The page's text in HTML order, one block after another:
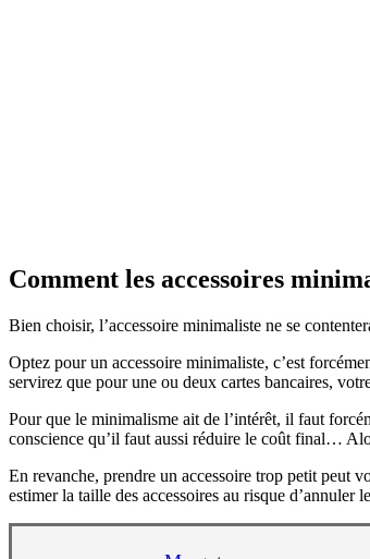
Comment les accessoires
Bien choisir, l’accessoire minimaliste ne se
Optez pour un accessoire minimaliste, c’est
servirez que pour une ou deux cartes bancaires,
Pour que le minimalisme ait de l’intérêt, il faut
conscience qu’il faut aussi réduire le coût final…
En revanche, prendre un accessoire trop petit peut
estimer la taille des accessoires au risque d’annuler